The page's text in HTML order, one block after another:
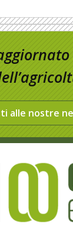
alle nostre